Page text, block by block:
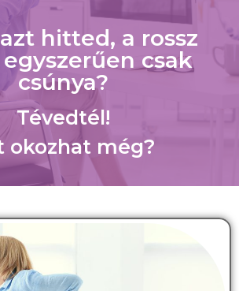
hitted, a rossz
csak
csúnya?
Tévedtél!
okozhat még?